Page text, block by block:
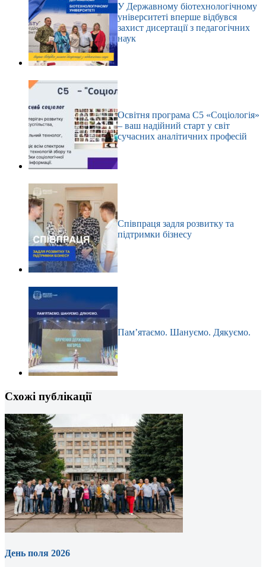
У Державному біотехнологічному
університеті вперше відбувся
захист дисертації з педагогічних
наук
Освітня програма С5 «Соціологія»
– ваш надійний старт у світ
сучасних аналітичних професій
Співпраця задля розвитку та
підтримки бізнесу
Пам’ятаємо. Шануємо. Дякуємо.
Схожі публікації
День поля 2026